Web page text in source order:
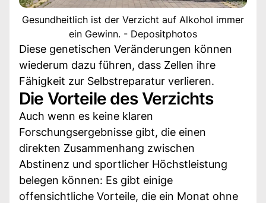
Gesundheitlich ist der Verzicht auf Alkohol immer
ein Gewinn. - Depositphotos
Diese genetischen Veränderungen können
wiederum dazu führen, dass Zellen ihre
Fähigkeit zur Selbstreparatur verlieren.
Die Vorteile des Verzichts
Auch wenn es keine klaren
Forschungsergebnisse gibt, die einen
direkten Zusammenhang zwischen
Abstinenz und sportlicher Höchstleistung
belegen können: Es gibt einige
offensichtliche Vorteile, die ein Monat ohne